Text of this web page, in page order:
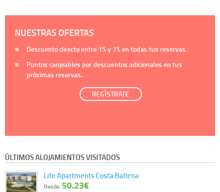
NUESTRAS OFERTAS
Descuento directo entre 1%y 7%en todas tus reservas.
Puntos canjeables por descuentos adicionales en tus
próximas reservas.
REGÍSTRATE
ÚLTIMOS ALOJAMIENTOS VISITADOS
Life Apartments Costa Ballena
Desde 50.23€